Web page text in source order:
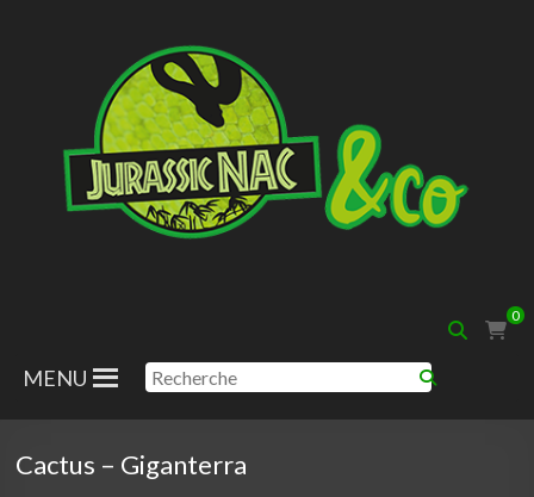
Nac
0
MENU
Cactus – Giganterra